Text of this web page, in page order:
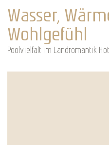
Wasser,
Wohlgefühl
Poolvielfalt im Landromantik